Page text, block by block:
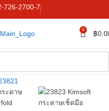
726-2700-7
0 ฿